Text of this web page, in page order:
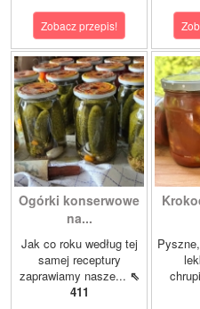
Zobacz przepis!
Ogórki konserwowe
na...
Jak co roku według tej
samej receptury
zaprawiamy nasze... ⇖
411